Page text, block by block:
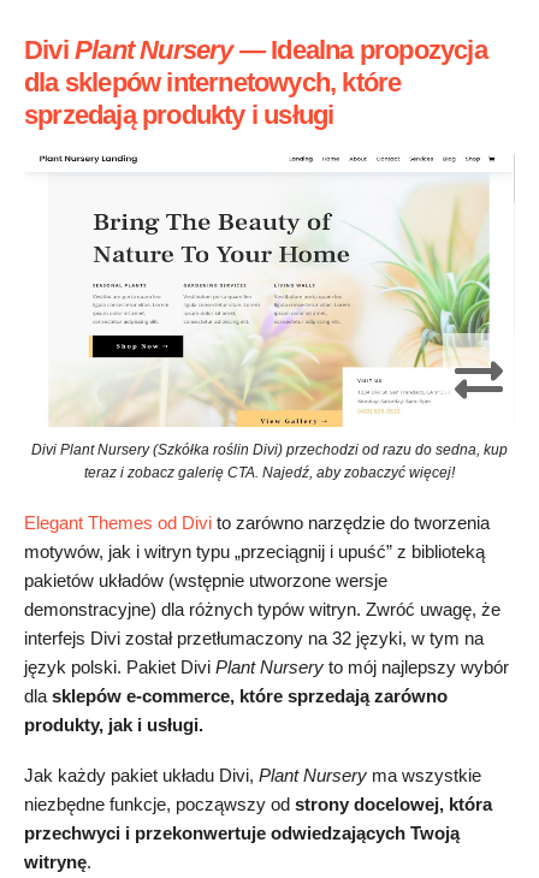
Divi Plant Nursery— Idealna propozycja
dla sklepów internetowych, które
sprzedają produkty i usługi
Divi Plant Nursery (Szkółka roślin Divi) przechodzi od razu do sedna, kup
teraz i zobacz galerię CTA. Najedź, aby zobaczyć więcej!
Elegant Themes od Divi to zarówno narzędzie do tworzenia
motywów, jak i witryn typu „przeciągnij i upuść” z biblioteką
pakietów układów (wstępnie utworzone wersje
demonstracyjne) dla różnych typów witryn. Zwróć uwagę, że
interfejs Divi został przetłumaczony na 32 języki, w tym na
język polski. Pakiet Divi Plant Nursery to mój najlepszy wybór
dla sklepów e-commerce, które sprzedają zarówno
produkty, jak i usługi.
Jak każdy pakiet układu Divi, Plant Nursery ma wszystkie
niezbędne funkcje, począwszy od strony docelowej, która
przechwyci i przekonwertuje odwiedzających Twoją
witrynę.